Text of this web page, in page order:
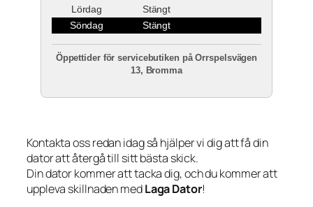
Lördag
Stängt
Söndag
Stängt
Öppettider för servicebutiken på Orrspelsvägen
13, Bromma
Kontakta oss redan idag så hjälper vi dig att få din
dator att återgå till sitt bästa skick.
Din dator kommer att tacka dig, och du kommer att
uppleva skillnaden medLaga Dator!